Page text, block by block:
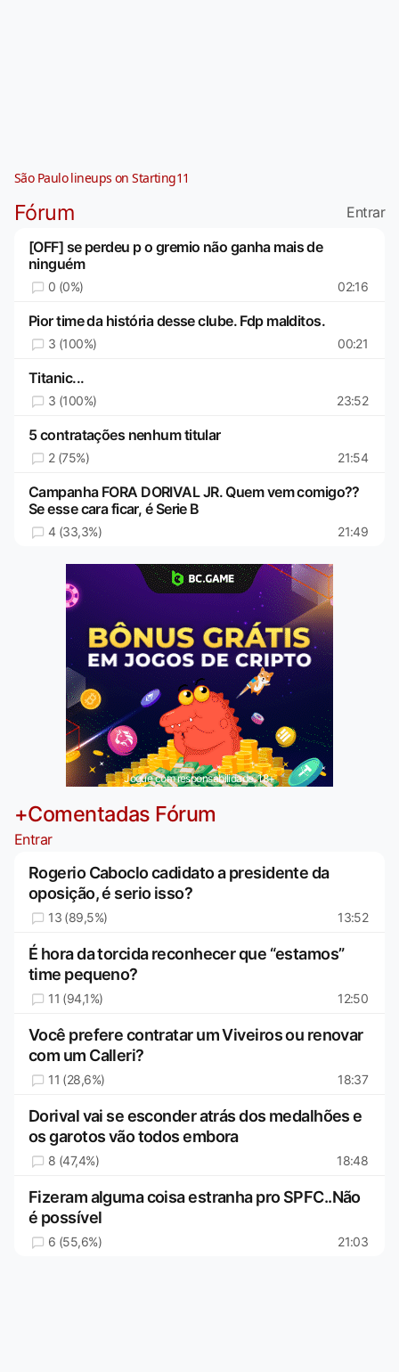
São Paulo lineups on Starting11
Fórum
Entrar
[OFF] se perdeu p o gremio não ganha mais de
ninguém
0 (0%) 02:16
Pior time da história desse clube. Fdp malditos.
3 (100%) 00:21
Titanic...
3 (100%) 23:52
5 contratações nenhum titular
2 (75%) 21:54
Campanha FORA DORIVAL JR. Quem vem comigo??
Se esse cara ficar, é Serie B
4 (33,3%) 21:49
Jogue com responsabilidade. 18+
+Comentadas Fórum
Entrar
Rogerio Caboclo cadidato a presidente da
oposição, é serio isso?
13 (89,5%) 13:52
É hora da torcida reconhecer que “estamos”
time pequeno?
11 (94,1%) 12:50
Você prefere contratar um Viveiros ou renovar
com um Calleri?
11 (28,6%) 18:37
Dorival vai se esconder atrás dos medalhões e
os garotos vão todos embora
8 (47,4%) 18:48
Fizeram alguma coisa estranha pro SPFC..Não
é possível
6 (55,6%) 21:03